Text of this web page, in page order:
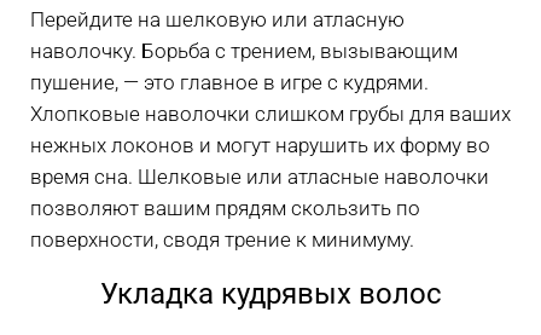
Перейдите на шелковую или атласную
наволочку. Борьба с трением, вызывающим
пушение, — это главное в игре с кудрями.
Хлопковые наволочки слишком грубы для ваших
нежных локонов и могут нарушить их форму во
время сна. Шелковые или атласные наволочки
позволяют вашим прядям скользить по
поверхности, сводя трение к минимуму.
Укладка кудрявых волос